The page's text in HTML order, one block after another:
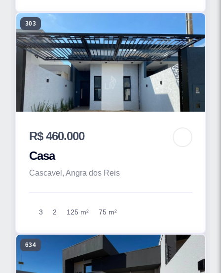
303
R$ 460.000
Casa
Cascavel, Angra dos Reis
3 2 125 m² 75 m²
634